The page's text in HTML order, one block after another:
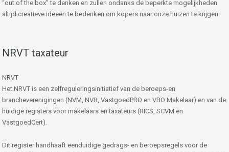
“out of the box” te denken en zullen ondanks de beperkte mogelijkheden
altijd creatieve ideeën te bedenken om kopers naar onze huizen te krijgen.
NRVT taxateur
NRVT
Het NRVT is een zelfreguleringsinitiatief van de beroeps-en
brancheverenigingen (NVM, NVR, VastgoedPRO en VBO Makelaar) en van de
huidige registers voor makelaars en taxateurs (RICS, SCVM en
VastgoedCert).
Dit register handhaaft eenduidige gedrags- en beroepsregels voor de